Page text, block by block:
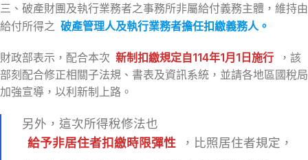
三、破產財團及執行業務者之事務所非屬給付義務主體，維持由
給付所得之 破產管理人及執行業務者擔任扣繳義務人。
財政部表示，配合本次 新制扣繳規定自114年1月1日施行
，該
部刻配合修正相關子法規、書表及資訊系統，並請各地區國稅局
加強宣導，以利新制上路。
另外，這次所得稅修法也
給予非居住者扣繳時限彈性
，比照居住者規定，